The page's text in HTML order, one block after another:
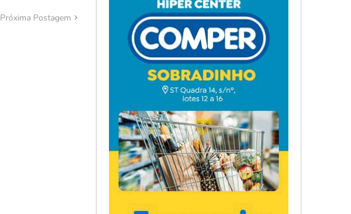
Próxima Postagem